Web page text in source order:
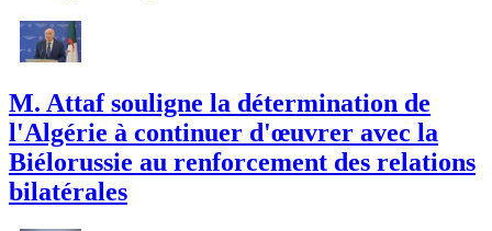
M. Attaf souligne la détermination de
l'Algérie à continuer d'œuvrer avec la
Biélorussie au renforcement des relations
bilatérales